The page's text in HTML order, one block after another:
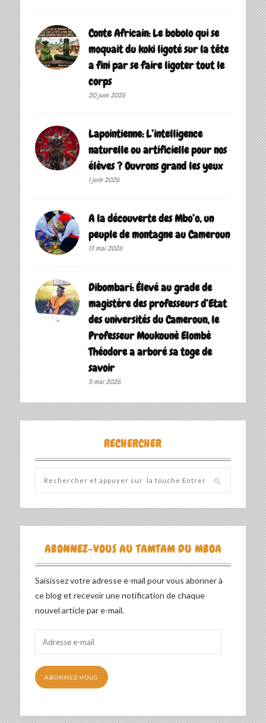
Conte Africain: Le bobolo qui se
moquait du koki ligoté sur la tête
a fini par se faire ligoter tout le
corps
20 juin 2026
Lapointienne: L’intelligence
naturelle ou artificielle pour nos
élèves ? Ouvrons grand les yeux
1 juin 2026
A la découverte des Mbo’o, un
peuple de montagne au Cameroun
13 mai 2026
Dibombari: Élevé au grade de
magistère des professeurs d’Etat
des universités du Cameroun, le
Professeur Moukounè Elombè
Théodore a arboré sa toge de
savoir ‎
5 mai 2026
RECHERCHER
ABONNEZ-VOUS AU TAMTAM DU MBOA
Saisissez votre adresse e-mail pour vous abonner à
ce blog et recevoir une notification de chaque
nouvel article par e-mail.
mail
ABONNEZ-VOUS